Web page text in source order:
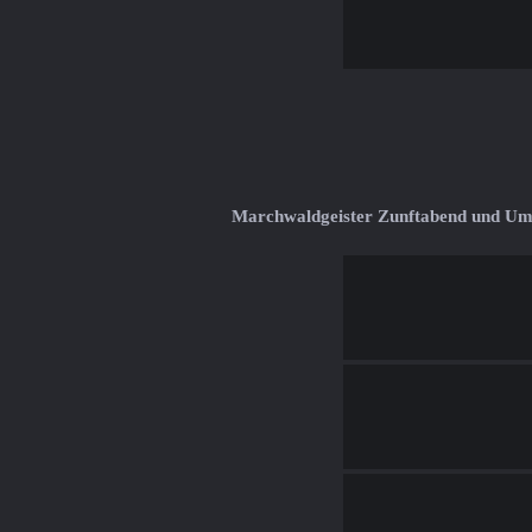
Marchwaldgeister Zunftabend und